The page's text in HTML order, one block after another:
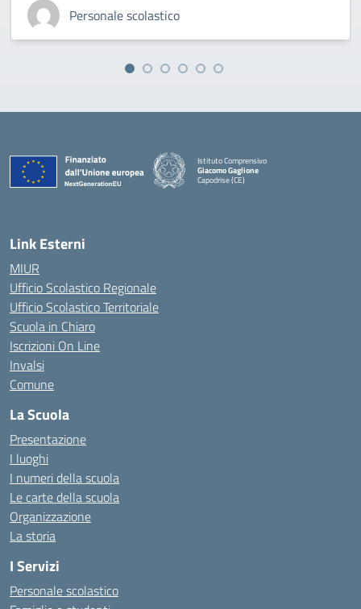
Personale scolastico
Istituto Comprensivo
Giacomo Gaglione
Capodrise (CE)
— Visita la pagina iniziale della scuola
Link Esterni
MIUR
Ufficio Scolastico Regionale
Ufficio Scolastico Territoriale
Scuola in Chiaro
Iscrizioni On Line
Invalsi
Comune
La Scuola
Presentazione
I luoghi
I numeri della scuola
Le carte della scuola
Organizzazione
La storia
I Servizi
Personale scolastico